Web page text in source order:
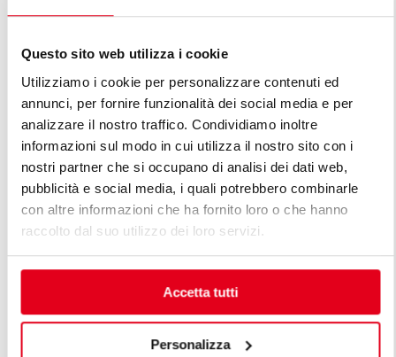
Questo sito web utilizza i cookie
Utilizziamo i cookie per personalizzare contenuti ed
annunci, per fornire funzionalità dei social media e per
analizzare il nostro traffico. Condividiamo inoltre
informazioni sul modo in cui utilizza il nostro sito con i
nostri partner che si occupano di analisi dei dati web,
pubblicità e social media, i quali potrebbero combinarle
con altre informazioni che ha fornito loro o che hanno
raccolto dal suo utilizzo dei loro servizi.
Accetta tutti
Personalizza
cocción bicomponente que combina una placa de
revestimiento superior de acero inoxidable AISI 316
con acabado brillante, para una limpieza excelente y
un bajo nivel de radiación, con la consiguiente mayor
comodidad para el operador. Orificio de desagüe de
gran tamaño y transportador a un recipiente estanco
específico.
Todos los productos de la línea
La Cucina